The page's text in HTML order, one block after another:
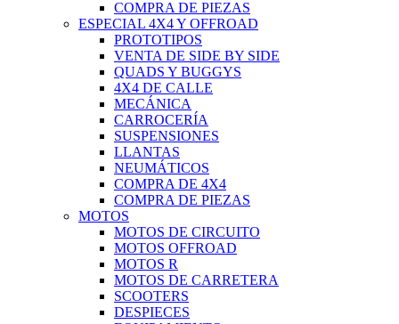
COMPRA DE PIEZAS
ESPECIAL 4X4 Y OFFROAD
PROTOTIPOS
VENTA DE SIDE BY SIDE
QUADS Y BUGGYS
4X4 DE CALLE
MECÁNICA
CARROCERÍA
SUSPENSIONES
LLANTAS
NEUMÁTICOS
COMPRA DE 4X4
COMPRA DE PIEZAS
MOTOS
MOTOS DE CIRCUITO
MOTOS OFFROAD
MOTOS R
MOTOS DE CARRETERA
SCOOTERS
DESPIECES